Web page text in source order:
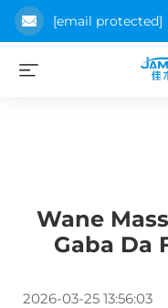
[email protected]
Wane
Gaba Da
2026-03-25 13:56:03